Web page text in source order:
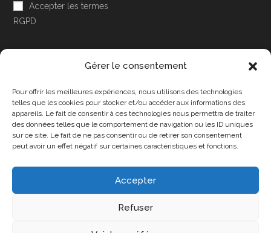
Gérer le consentement
Pour offrir les meilleures expériences, nous utilisons des technologies
telles que les cookies pour stocker et/ou accéder aux informations des
appareils. Le fait de consentir à ces technologies nous permettra de traiter
des données telles que le comportement de navigation ou les ID uniques
sur ce site. Le fait de ne pas consentir ou de retirer son consentement
peut avoir un effet négatif sur certaines caractéristiques et fonctions.
Accepter
Refuser
Accepter les termes
RGPD
Accessibilité
Mon Compte
Contact
Politique de cookies (UE)